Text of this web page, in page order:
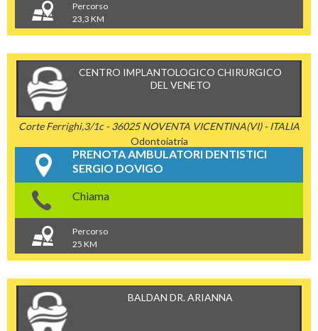
Percorso
23,3 KM
CENTRO IMPLANTOLOGICO CHIRURGICO
DEL VENETO
Corte Ferrighi,3/1c - 36025 NOVENTA VICENTINA(VI) - ITALIA
Odontoiatria
PRENOTA AMBULATORI DENTISTICI
SERGIO DOVIGO
Chiama
Percorso
25 KM
BALDAN DR. ARIANNA